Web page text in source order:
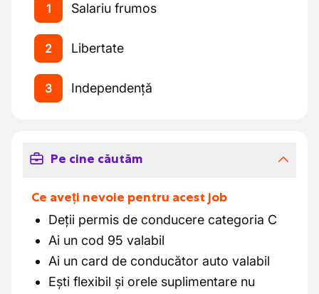
1 Salariu frumos
2 Libertate
3 Independență
Pe cine căutăm
Ce aveți nevoie pentru acest job
Deții permis de conducere categoria C
Ai un cod 95 valabil
Ai un card de conducător auto valabil
Ești flexibil și orele suplimentare nu